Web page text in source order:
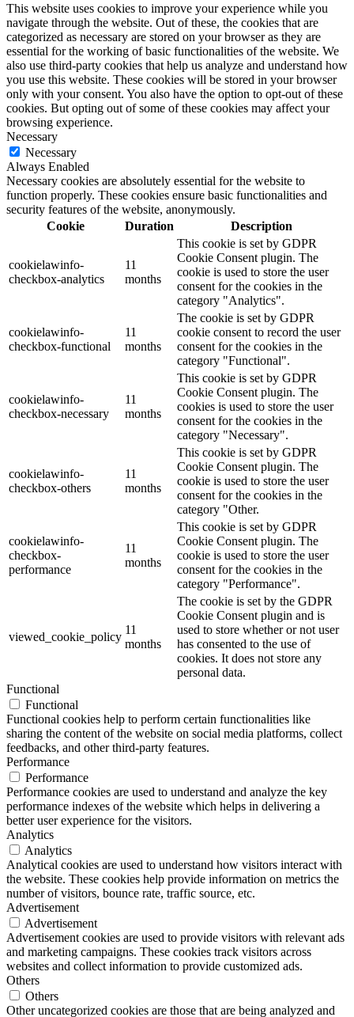
This website uses cookies to improve your experience while you
navigate through the website. Out of these, the cookies that are
categorized as necessary are stored on your browser as they are
essential for the working of basic functionalities of the website. We
also use third-party cookies that help us analyze and understand how
you use this website. These cookies will be stored in your browser
only with your consent. You also have the option to opt-out of these
cookies. But opting out of some of these cookies may affect your
browsing experience.
Necessary
Necessary
Always Enabled
Necessary cookies are absolutely essential for the website to
function properly. These cookies ensure basic functionalities and
security features of the website, anonymously.
Cookie
Duration Description
cookielawinfo-
checkbox-analytics
11
months
This cookie is set by GDPR
Cookie Consent plugin. The
cookie is used to store the user
consent for the cookies in the
category "Analytics".
cookielawinfo-
checkbox-functional
11
months
The cookie is set by GDPR
cookie consent to record the user
consent for the cookies in the
category "Functional".
cookielawinfo-
checkbox-necessary
11
months
This cookie is set by GDPR
Cookie Consent plugin. The
cookies is used to store the user
consent for the cookies in the
category "Necessary".
cookielawinfo-
checkbox-others
11
months
This cookie is set by GDPR
Cookie Consent plugin. The
cookie is used to store the user
consent for the cookies in the
category "Other.
cookielawinfo-
checkbox-
performance
11
months
This cookie is set by GDPR
Cookie Consent plugin. The
cookie is used to store the user
consent for the cookies in the
category "Performance".
viewed_cookie_policy
11
months
The cookie is set by the GDPR
Cookie Consent plugin and is
used to store whether or not user
has consented to the use of
cookies. It does not store any
personal data.
Functional
Functional
Functional cookies help to perform certain functionalities like
sharing the content of the website on social media platforms, collect
feedbacks, and other third-party features.
Performance
Performance
Performance cookies are used to understand and analyze the key
performance indexes of the website which helps in delivering a
better user experience for the visitors.
Analytics
Analytics
Analytical cookies are used to understand how visitors interact with
the website. These cookies help provide information on metrics the
number of visitors, bounce rate, traffic source, etc.
Advertisement
Advertisement
Advertisement cookies are used to provide visitors with relevant ads
and marketing campaigns. These cookies track visitors across
websites and collect information to provide customized ads.
Others
Others
Other uncategorized cookies are those that are being analyzed and